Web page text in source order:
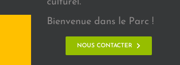
culturel.
Bienvenue dans le Parc !
NOUS CONTACTER